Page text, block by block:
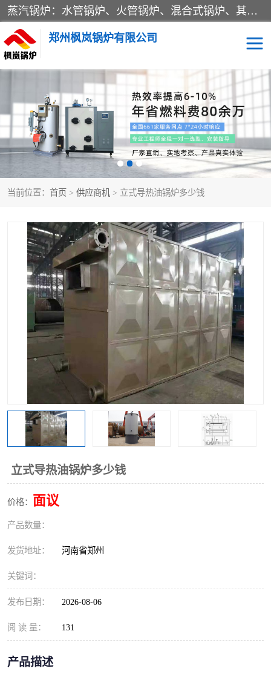
蒸汽锅炉：水管锅炉、火管锅炉、混合式锅炉、其他蒸汽锅炉； 热水锅炉：家用型集中供暖用热水锅炉、其他热水锅炉； 有机热载体锅炉； 船用蒸汽锅炉； （锅炉用辅助设备及装置）蒸汽冷凝器：表面冷凝器、混合式冷凝器、空冷式冷凝器、其他蒸汽冷凝器； 锅炉用辅助设备：节热器、蒸汽收集器、蓄能器、烟垢清除器、气体回收器、泥渣刮除器、空气预热器、其他锅炉用辅助设备；
郑州枫岚锅炉有限公司
当前位置： 首页 > 供应商机 > 立式导热油锅炉多少钱
立式导热油锅炉多少钱
价格： 面议
产品数量：
发货地址： 河南省郑州
关键词：
发布日期： 2026-08-06
阅 读 量： 131
产品描述